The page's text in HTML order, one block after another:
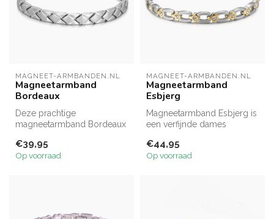
MAGNEET-ARMBANDEN.NL
Magneetarmband
Bordeaux
Deze prachtige
magneetarmband Bordeaux
zilveren vierka...
€39,95
Op voorraad
MAGNEET-ARMBANDEN.NL
Magneetarmband
Esbjerg
Magneetarmband Esbjerg is
een verfijnde dames
kleurstellinge...
€44,95
Op voorraad